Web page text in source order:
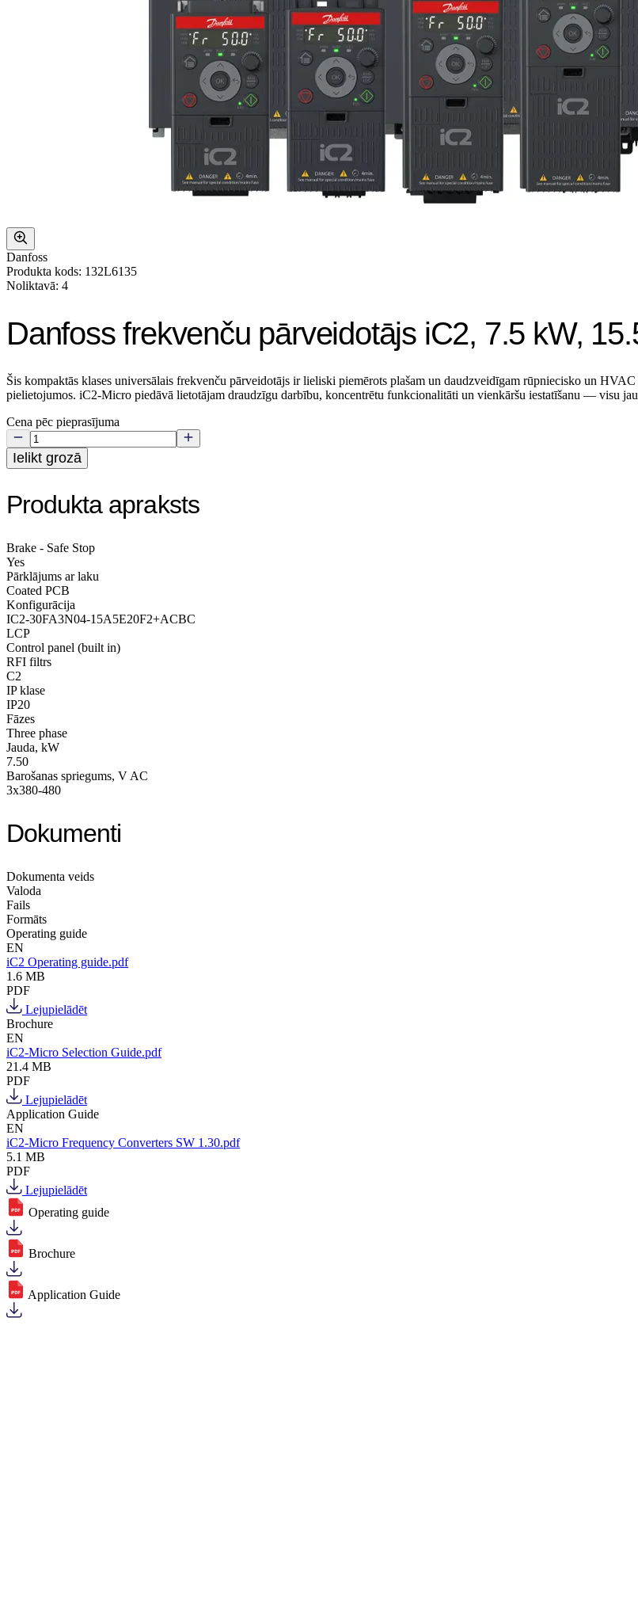
Danfoss
Produkta kods: 132L6135
Noliktavā: 4
Danfoss frekvenču pārveidotājs iC2, 7.5 kW,
Šis kompaktās klases universālais frekvenču pārveidotājs ir lieliski piemērots plašam un daudzveidīgam rūpniecisko un
pielietojumos. iC2‑Micro piedāvā lietotājam draudzīgu darbību, koncentrētu funkcionalitāti un vienkāršu iestatīšanu — visu
Cena pēc pieprasījuma
Ielikt grozā
Produkta apraksts
Brake - Safe Stop
Yes
Pārklājums ar laku
Coated PCB
Konfigurācija
IC2-30FA3N04-15A5E20F2+ACBC
LCP
Control panel (built in)
RFI filtrs
C2
IP klase
IP20
Fāzes
Three phase
Jauda, kW
7.50
Barošanas spriegums, V AC
3x380-480
Dokumenti
Dokumenta veids
Valoda
Fails
Formāts
Operating guide
EN
iC2 Operating guide.pdf
1.6 MB
PDF
Lejupielādēt
Brochure
EN
iC2-Micro Selection Guide.pdf
21.4 MB
PDF
Lejupielādēt
Application Guide
EN
iC2-Micro Frequency Converters SW 1.30.pdf
5.1 MB
PDF
Lejupielādēt
Operating guide
Brochure
Application Guide